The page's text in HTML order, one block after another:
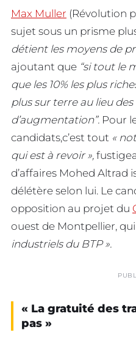
Max Muller (Révolution
sujet sous un prisme
détient les moyens de
ajoutant que “si tout le
que les 10% les plus
plus sur terre au lieu des
d’augmentation”. Pour
candidats,c’est tout «
qui est à revoir »,
d’affaires Mohed Altrad
délétère selon lui. Le
opposition au projet du
ouest de Montpellier,
industriels du BTP ».
« La gratuité des
pas »